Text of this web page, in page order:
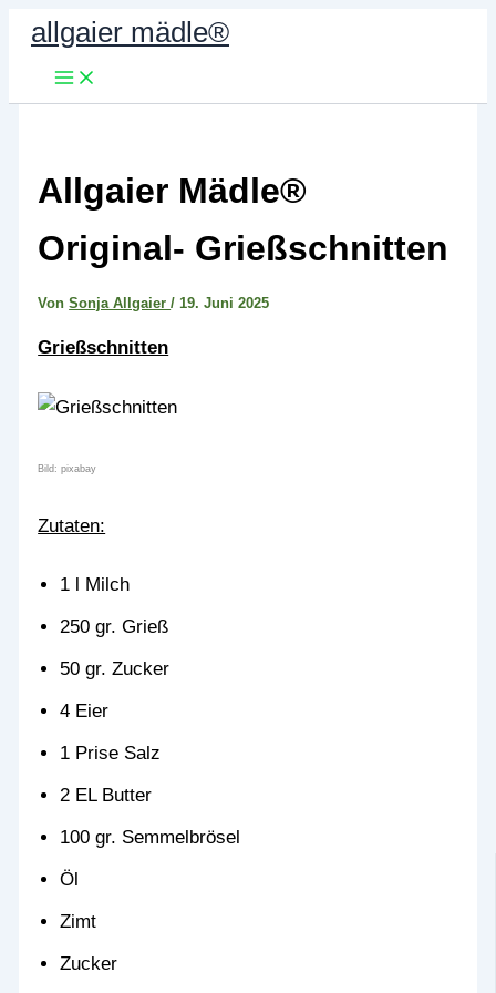
Zum
Inhalt
springen
allgaier mädle®
Allgaier Mädle®
Original- Grießschnitten
VonSonja Allgaier/19. Juni 2025
Grießschnitten
Bild: pixabay
Zutaten:
1 l Milch
250 gr. Grieß
50 gr. Zucker
4 Eier
1 Prise Salz
2 EL Butter
100 gr. Semmelbrösel
Öl
Zimt
Zucker